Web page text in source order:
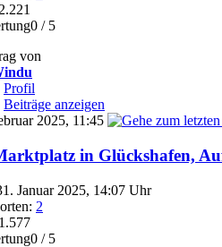
/ 5
von
Profil
Beiträge anzeigen
2025, 11:45
in Glückshafen,
Januar 2025, 14:07 Uhr
2
/ 5